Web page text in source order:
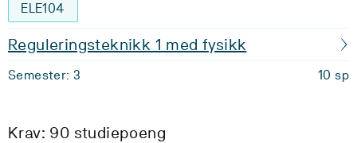
ELE104
Reguleringsteknikk 1 med fysikk
Semester: 3 10 sp
Krav: 90 studiepoeng